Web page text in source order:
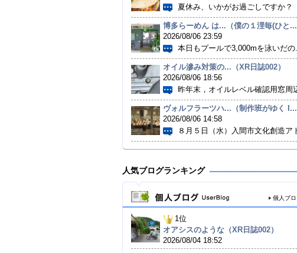
夏休み、いかがお過ごしですか？
博多らーめん は...（僕の１浬毎(ひと...
2026/08/06 23:59
本日もプールで3,000mを泳いだの
オイル滲み対策の...（XR日誌002）
2026/08/06 18:56
昨年末，オイルレベル確認用窓周
ヴォルフラーツハ...（制作班がゆく I...
2026/08/06 14:58
８月５日（水）入間市文化創造ア
人気ブログランキング
個人ブ
1位
オアシスのような（XR日誌002）
2026/08/04 18:52